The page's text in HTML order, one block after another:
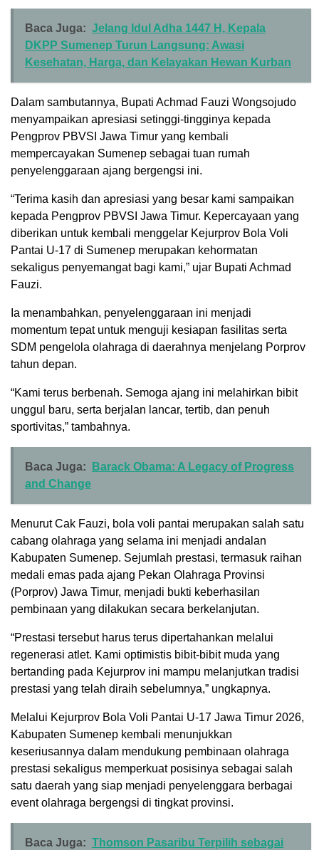
Baca Juga: Jelang Idul Adha 1447 H, Kepala
DKPP Sumenep Turun Langsung: Awasi
Kesehatan, Harga, dan Kelayakan Hewan Kurban
Dalam sambutannya, Bupati Achmad Fauzi Wongsojudo
menyampaikan apresiasi setinggi-tingginya kepada
Pengprov PBVSI Jawa Timur yang kembali
mempercayakan Sumenep sebagai tuan rumah
penyelenggaraan ajang bergengsi ini.
“Terima kasih dan apresiasi yang besar kami sampaikan
kepada Pengprov PBVSI Jawa Timur. Kepercayaan yang
diberikan untuk kembali menggelar Kejurprov Bola Voli
Pantai U-17 di Sumenep merupakan kehormatan
sekaligus penyemangat bagi kami,” ujar Bupati Achmad
Fauzi.
Ia menambahkan, penyelenggaraan ini menjadi
momentum tepat untuk menguji kesiapan fasilitas serta
SDM pengelola olahraga di daerahnya menjelang Porprov
tahun depan.
“Kami terus berbenah. Semoga ajang ini melahirkan bibit
unggul baru, serta berjalan lancar, tertib, dan penuh
sportivitas,” tambahnya.
Baca Juga:
Barack Obama: A Legacy of Progress
and Change
Menurut Cak Fauzi, bola voli pantai merupakan salah satu
cabang olahraga yang selama ini menjadi andalan
Kabupaten Sumenep. Sejumlah prestasi, termasuk raihan
medali emas pada ajang Pekan Olahraga Provinsi
(Porprov) Jawa Timur, menjadi bukti keberhasilan
pembinaan yang dilakukan secara berkelanjutan.
“Prestasi tersebut harus terus dipertahankan melalui
regenerasi atlet. Kami optimistis bibit-bibit muda yang
bertanding pada Kejurprov ini mampu melanjutkan tradisi
prestasi yang telah diraih sebelumnya,” ungkapnya.
Melalui Kejurprov Bola Voli Pantai U-17 Jawa Timur 2026,
Kabupaten Sumenep kembali menunjukkan
keseriusannya dalam mendukung pembinaan olahraga
prestasi sekaligus memperkuat posisinya sebagai salah
satu daerah yang siap menjadi penyelenggara berbagai
event olahraga bergengsi di tingkat provinsi.
Baca Juga: Thomson Pasaribu Terpilih sebagai